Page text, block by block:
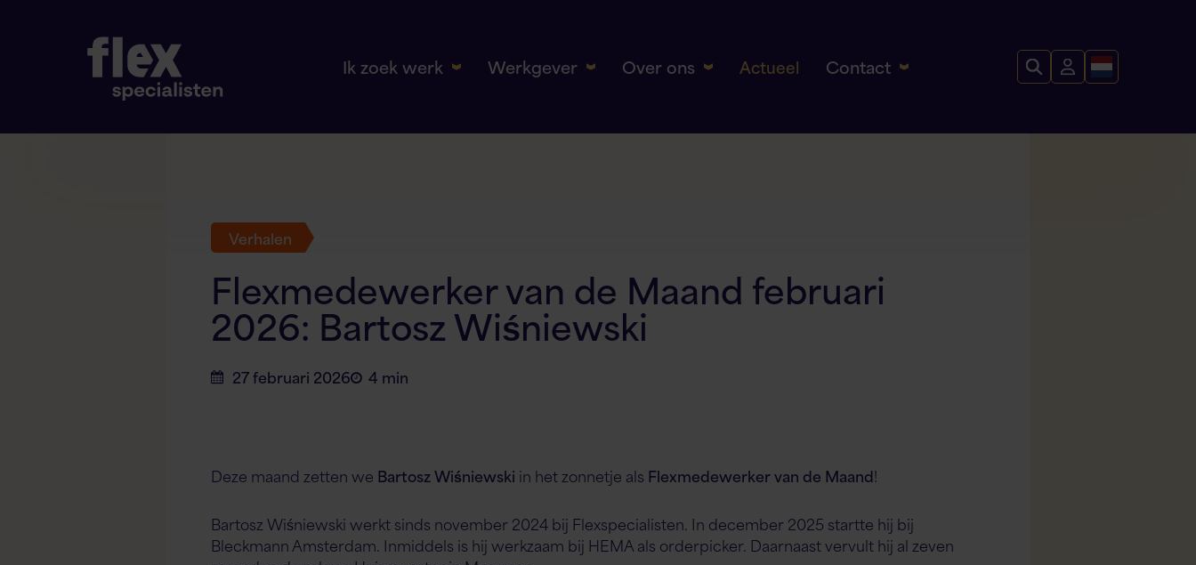
Ik zoek werk Werkgever Over ons Actueel Contact
Verhalen
Flexmedewerker van de Maand februari
2026: Bartosz Wiśniewski
27 februari 2026 4 min
Deze maand zetten we Bartosz Wiśniewski in het zonnetje als Flexmedewerker van de Maand!
Bartosz Wiśniewski werkt sinds november 2024 bij Flexspecialisten. In december 2025 startte hij bij
Bleckmann Amsterdam. Inmiddels is hij werkzaam bij HEMA als orderpicker. Daarnaast vervult hij al zeven